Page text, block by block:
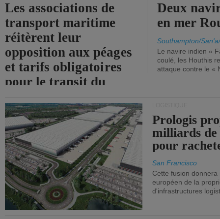
Les associations de
transport maritime
réitèrent leur
opposition aux péages
et tarifs obligatoires
pour le transit du
Deux
en mer
Southampton/
Le navire indien «
coulé, les Houthis
attaque contre le «
Prologis
milliards
pour
San Francisco
Cette fusion
européen de la
d'infrastructures